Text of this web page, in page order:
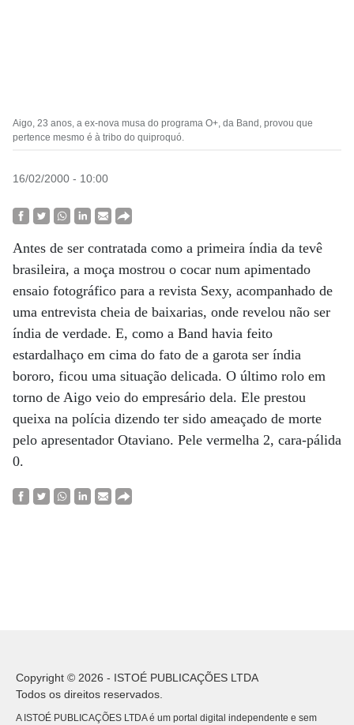
Aigo, 23 anos, a ex-nova musa do programa O+, da Band, provou que
pertence mesmo é à tribo do quiproquó.
16/02/2000 - 10:00
Antes de ser contratada como a primeira índia da tevê
brasileira, a moça mostrou o cocar num apimentado
ensaio fotográfico para a revista Sexy, acompanhado de
uma entrevista cheia de baixarias, onde revelou não ser
índia de verdade. E, como a Band havia feito
estardalhaço em cima do fato de a garota ser índia
bororo, ficou uma situação delicada. O último rolo em
torno de Aigo veio do empresário dela. Ele prestou
queixa na polícia dizendo ter sido ameaçado de morte
pelo apresentador Otaviano. Pele vermelha 2, cara-pálida
0.
Copyright © 2026 - ISTOÉ PUBLICAÇÕES LTDA
Todos os direitos reservados.
A ISTOÉ PUBLICAÇÕES LTDA é um portal digital independente e sem